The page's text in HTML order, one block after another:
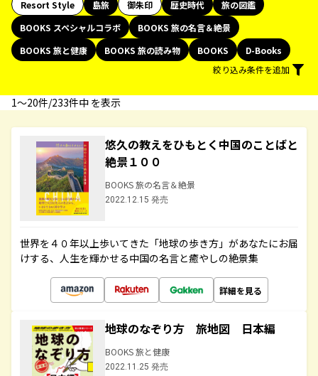
Resort Style
島旅 御朱印 歴史時代
旅の図鑑
BOOKS スペシャルコラボ
BOOKS 旅の名言＆絶景
BOOKS 旅と健康
BOOKS 旅の読み物 BOOKS
D-Books
絞り込み条件を追加
1〜20件/233件中 を表示
悠久の教えをひもとく中国のことばと
絶景１００
BOOKS 旅の名言＆絶景
2022.12.15 発売
世界を４０年以上歩いてきた「地球の歩き方」があなたにお届
けする、人生を輝かせる中国の名言と癒やしの絶景集
詳細を見る
地球のなぞり方 旅地図 日本編
BOOKS 旅と健康
2022.11.25 発売